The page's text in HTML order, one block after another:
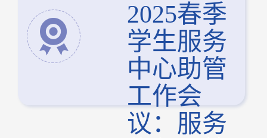
2025春季
学生服务
中心助管
工作会
议：服务